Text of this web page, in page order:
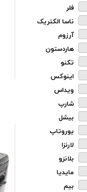
فلر
ناسا الکتریک
آرزوم
هاردستون
تکنو
اینوکس
ویداس
شارپ
بیشل
یوروتاپ
لارنزا
بلانزو
مایدیا
بیم